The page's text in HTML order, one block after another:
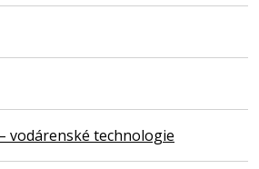
vodárenské technologie